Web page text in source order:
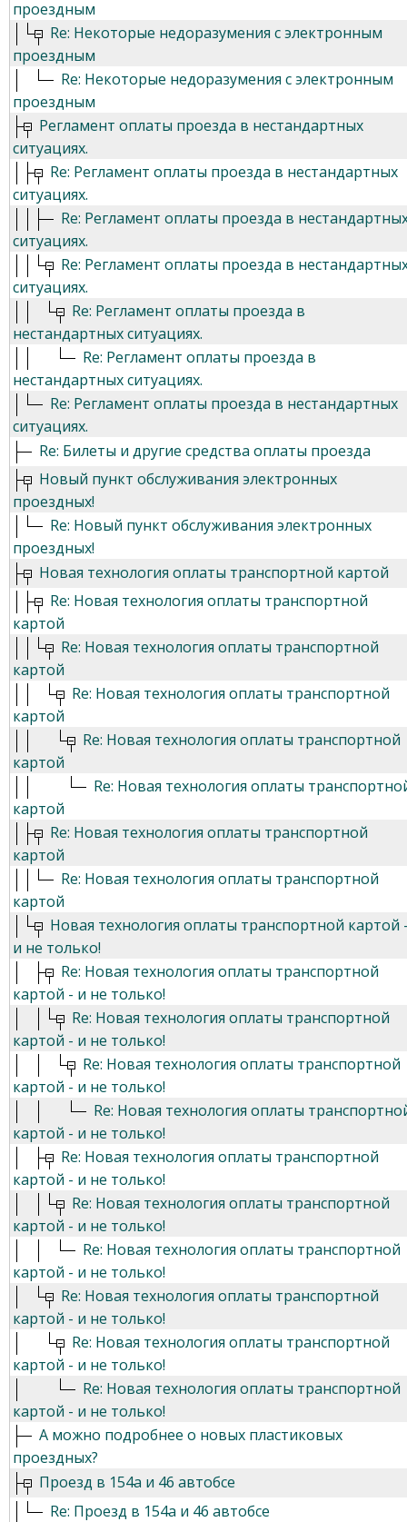
проездным
Re: Некоторые недоразумения с электронным
проездным
Re: Некоторые недоразумения с электронным
проездным
Регламент оплаты проезда в нестандартных
ситуациях.
Re: Регламент оплаты проезда в нестандартных
ситуациях.
Re: Регламент оплаты проезда в
ситуациях.
Re: Регламент оплаты проезда в
ситуациях.
Re: Регламент оплаты проезда в
нестандартных ситуациях.
Re: Регламент оплаты проезда в
нестандартных ситуациях.
Re: Регламент оплаты проезда в нестандартных
ситуациях.
Re: Билеты и другие средства оплаты проезда
Новый пункт обслуживания электронных
проездных!
Re: Новый пункт обслуживания электронных
проездных!
Новая технология оплаты транспортной картой
Re: Новая технология оплаты транспортной
картой
Re: Новая технология оплаты транспортной
картой
Re: Новая технология оплаты транспортной
картой
Re: Новая технология оплаты транспортной
картой
Re: Новая технология оплаты
картой
Re: Новая технология оплаты транспортной
картой
Re: Новая технология оплаты транспортной
картой
Новая технология оплаты транспортной картой
и не только!
Re: Новая технология оплаты транспортной
картой - и не только!
Re: Новая технология оплаты транспортной
картой - и не только!
Re: Новая технология оплаты транспортной
картой - и не только!
Re: Новая технология оплаты
картой - и не только!
Re: Новая технология оплаты транспортной
картой - и не только!
Re: Новая технология оплаты транспортной
картой - и не только!
Re: Новая технология оплаты транспортной
картой - и не только!
Re: Новая технология оплаты транспортной
картой - и не только!
Re: Новая технология оплаты транспортной
картой - и не только!
Re: Новая технология оплаты транспортной
картой - и не только!
А можно подробнее о новых пластиковых
проездных?
Проезд в 154а и 46 автобсе
Re: Проезд в 154а и 46 автобсе